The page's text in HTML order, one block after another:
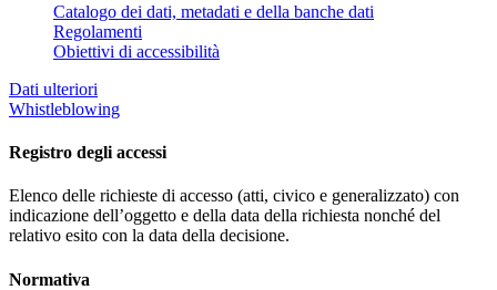
Catalogo dei dati, metadati e della banche dati
Regolamenti
Obiettivi di accessibilità
Dati ulteriori
Whistleblowing
Registro degli accessi
Elenco delle richieste di accesso (atti, civico e generalizzato) con
indicazione dell’oggetto e della data della richiesta nonché del
relativo esito con la data della decisione.
Normativa